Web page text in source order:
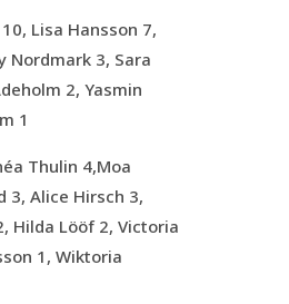
Lisa Hansson 7,
Nordmark 3, Sara
2, Yasmin
1
Thulin 4,Moa
3, Alice Hirsch 3,
Hilda Lööf 2, Victoria
1, Wiktoria